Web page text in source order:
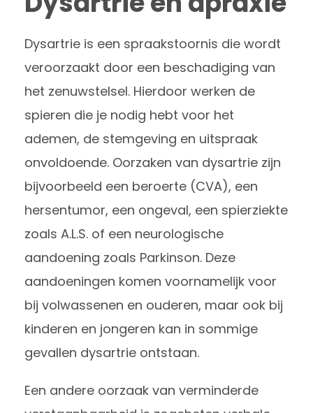
Dysartrie is een spraakstoornis die wordt
veroorzaakt door een beschadiging van
het zenuwstelsel. Hierdoor werken de
spieren die je nodig hebt voor het
ademen, de stemgeving en uitspraak
onvoldoende. Oorzaken van dysartrie zijn
bijvoorbeeld een beroerte (CVA), een
hersentumor, een ongeval, een spierziekte
zoals A.L.S. of een neurologische
aandoening zoals Parkinson. Deze
aandoeningen komen voornamelijk voor
bij volwassenen en ouderen, maar ook bij
kinderen en jongeren kan in sommige
gevallen dysartrie ontstaan.
Een andere oorzaak van verminderde